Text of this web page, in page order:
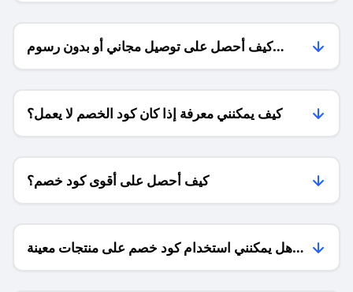
كيف أحصل على توصيل مجاني أو بدون رسوم
الشحن ؟
كيف يمكنني معرفة إذا كان كود الخصم لا يعمل؟
كيف أحصل على أقوى كود خصم؟
هل يمكنني استخدام كود خصم على منتجات معينة
فقط؟